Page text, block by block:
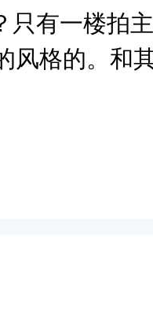
只有一楼拍
风格的。和